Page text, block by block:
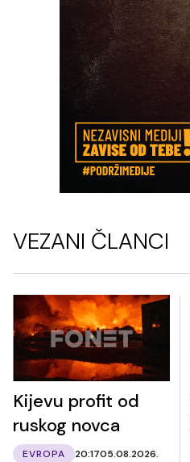
VEZANI ČLANCI
Kijevu profit od
ruskog novca
EVROPA 20:1705.08.2026.